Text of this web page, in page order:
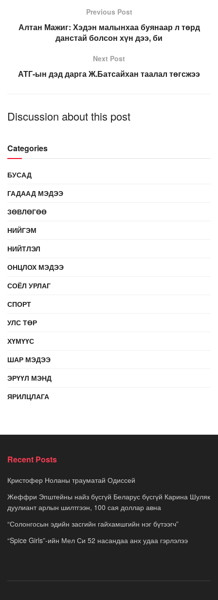
Previous Post
Алтан Мажиг: Хэдэн малынхаа буянаар л төрд
данстай болсон хүн дээ, би
Next Post
АТГ-ын дэд дарга Ж.Батсайхан таалал төгсжээ
Discussion about this post
Categories
БУСАД
ГАДААД МЭДЭЭ
ЗӨВЛӨГӨӨ
НИЙГЭМ
НИЙТЛЭЛ
ОНЦЛОХ МЭДЭЭ
СОЁЛ УРЛАГ
СПОРТ
УЛС ТӨР
ХҮМҮҮС
ШАР МЭДЭЭ
ЭРҮҮЛ МЭНД
ЯРИЛЦЛАГА
Recent Posts
Кристофер Ноланы трауматай Одиссей
Жеффри Эпштейны найз бүсгүй Беларус бүсгүй Карина Шуляк
дуулиант арлын шилтгээн, 100 сая доллар авна
“Солонгосын эдийн засгийн гайхамшгийн нэг бүтээгч”
“Spice Girls”-ийн Мел Си 52 насандаа анх удаа гэрлэлээ